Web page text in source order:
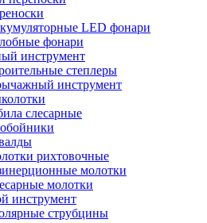
LED фонари
фонари
инструмент
степлеры
инструмент
слесарные
рихтовочные
молотки
молотки
инструмент
струбцины